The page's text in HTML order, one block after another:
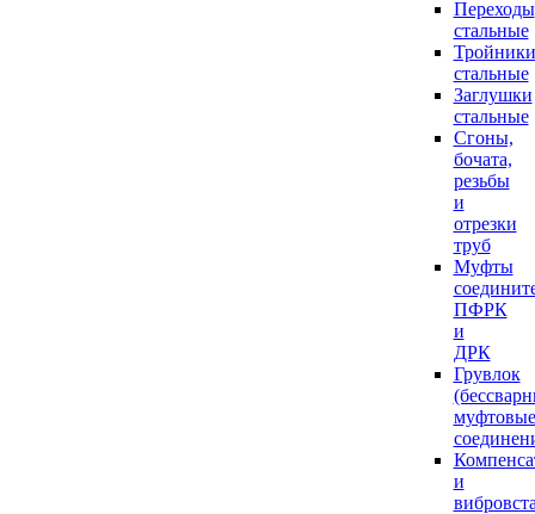
Переходы
стальные
Тройники
стальные
Заглушки
стальные
Сгоны,
бочата,
резьбы
и
отрезки
труб
Муфты
ПФРК
и
ДРК
Грувлок
муфтовые
и